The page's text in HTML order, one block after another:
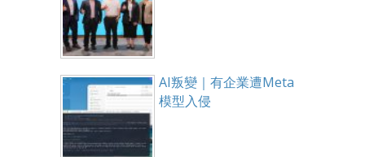
AI叛變｜有企業遭Meta
模型入侵